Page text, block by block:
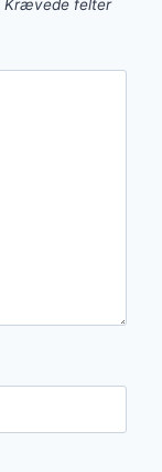
Krævede felter